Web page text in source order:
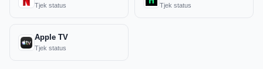
Tjek status Tjek status
Apple TV
Tjek status